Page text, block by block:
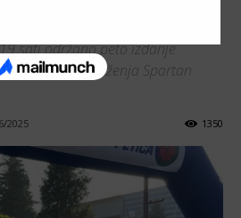
sati održano peto izdanje
udruženja Spartan
2025 1350